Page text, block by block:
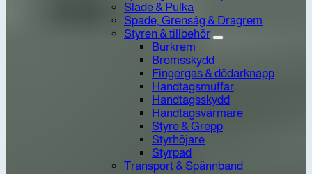
Släde & Pulka
Spade, Grensåg & Dragrem
Styren & tillbehör
Burkrem
Bromsskydd
Fingergas & dödarknapp
Handtagsmuffar
Handtagsskydd
Handtagsvärmare
Styre & Grepp
Styrhöjare
Styrpad
Transport & Spännband